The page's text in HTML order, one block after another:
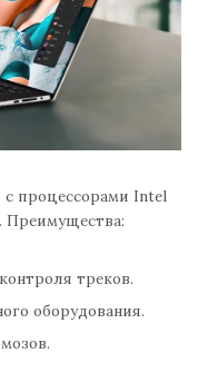
процессорами Intel
Преимущества:
треков.
оборудования.